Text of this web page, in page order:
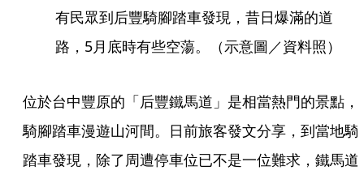
有民眾到后豐騎腳踏車發現，昔日爆滿的道
路，5月底時有些空蕩。（示意圖／資料照）
位於台中豐原的「后豐鐵馬道」是相當熱門的景點，
騎腳踏車漫遊山河間。日前旅客發文分享，到當地騎
踏車發現，除了周遭停車位已不是一位難求，鐵馬道